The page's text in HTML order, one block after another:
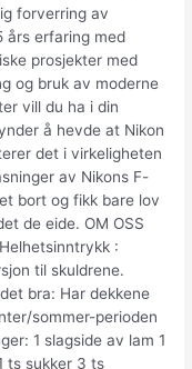
forverring av
års erfaring med
prosjekter med
og bruk av moderne
vill du ha i din
å hevde at Nikon
det i virkeligheten
av Nikons F-
bort og fikk bare lov
de eide. OM OSS
:
til skuldrene.
bra: Har dekkene
sommer-perioden
1 slagside av lam 1
ts sukker 3 ts